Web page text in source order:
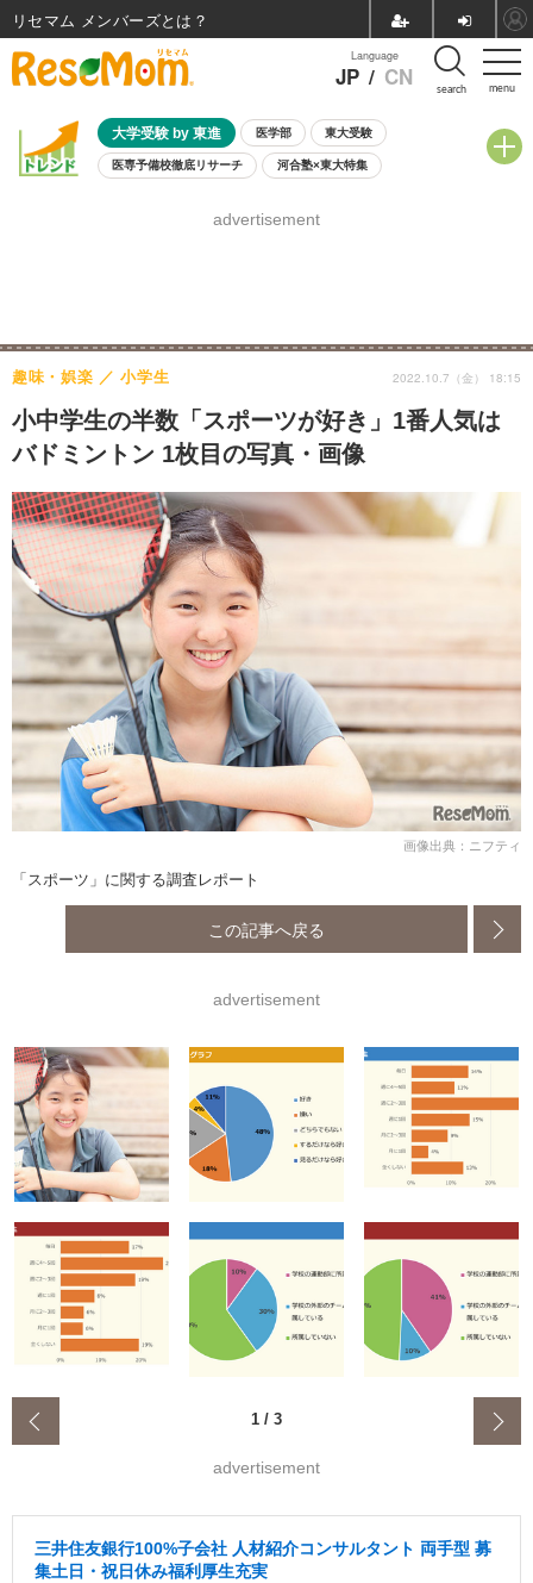
menu
Language
JP / CN search
大学受験 by 東進 医学部 東大受験
医専予備校徹底リサーチ 河合塾×東大特集
8月開催学校説明会・相談会
advertisement
小中学生の半数「スポーツが好き」1番人気は
バドミントン 1枚目の写真・画像
趣味・娯楽 小学生 2022.10.7（金） 18:15
画像出典：ニフティ
「スポーツ」に関する調査レポート
この記事へ戻る
advertisement
1 / 3
advertisement
三井住友銀行100%子会社 人材紹介コンサルタント 両手型 募
集土日・祝日休み福利厚生充実
リセマム メンバーズ